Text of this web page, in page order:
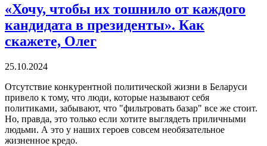
«Хочу, чтобы их тошнило от каждого
кандидата в президенты». Как
скажете, Олег
25.10.2024
Отсутствие конкурентной политической жизни в Беларуси
привело к тому, что люди, которые называют себя
политиками, забывают, что "фильтровать базар" все же стоит.
Но, правда, это только если хотите выглядеть приличными
людьми. А это у наших героев совсем необязательное
жизненное кредо.